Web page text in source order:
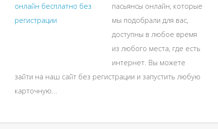
пасьянсы онлайн, которые
мы подобрали для вас,
доступны в любое время
из любого места, где есть
интернет. Вы можете
зайти на наш сайт без регистрации и запустить любую
карточную...